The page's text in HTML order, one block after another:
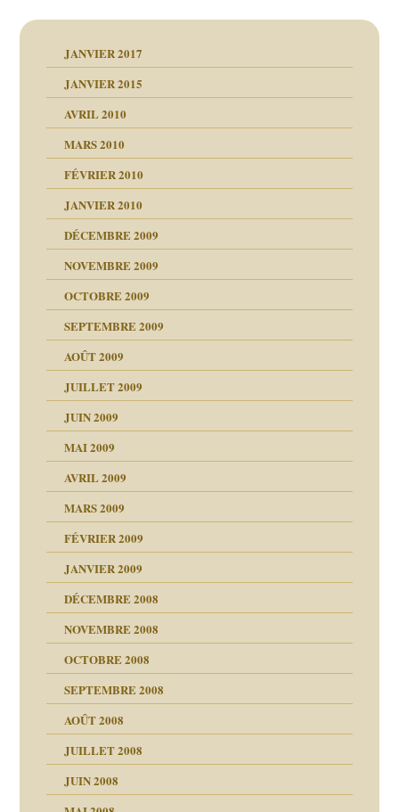
JANVIER 2017
JANVIER 2015
AVRIL 2010
MARS 2010
FÉVRIER 2010
JANVIER 2010
DÉCEMBRE 2009
NOVEMBRE 2009
OCTOBRE 2009
SEPTEMBRE 2009
AOÛT 2009
JUILLET 2009
JUIN 2009
MAI 2009
AVRIL 2009
MARS 2009
FÉVRIER 2009
JANVIER 2009
DÉCEMBRE 2008
NOVEMBRE 2008
OCTOBRE 2008
SEPTEMBRE 2008
AOÛT 2008
JUILLET 2008
JUIN 2008